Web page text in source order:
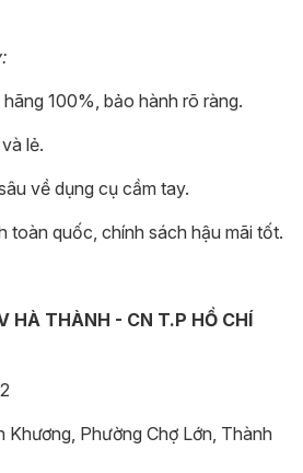
100%, bảo hành rõ ràng.
lẻ.
về dụng cụ cầm tay.
toàn quốc, chính sách hậu mãi tốt.
HÀ THÀNH - CN T.P HỒ CHÍ
Khương, Phường Chợ Lớn, Thành